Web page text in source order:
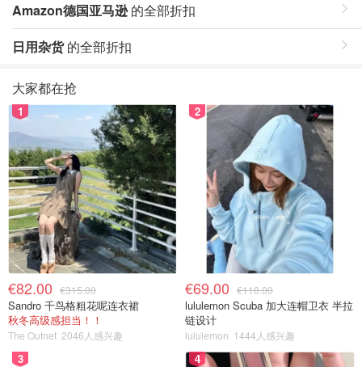
Amazon德国亚马逊的全部折扣
日用杂货的全部折扣
大家都在抢
1
€82.00 €315.00
Sandro 千鸟格粗花呢连衣裙
秋冬高级感担当！！
The Outnet 2046人感兴趣
2
€69.00 €118.00
lululemon Scuba 加大连帽卫衣 半拉
链设计
lululemon 1444人感兴趣
3 4